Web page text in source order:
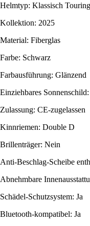
Helmtyp: Klassisch Touring
Kollektion: 2025
Material: Fiberglas
Farbe: Schwarz
Farbausführung: Glänzend
Einziehbares
Zulassung: CE-zugelassen
Kinnriemen: Double D
Brillenträger: Nein
Anti-Beschlag-Scheibe
Abnehmbare
Schädel-Schutzsystem: Ja
Bluetooth-kompatibel: Ja